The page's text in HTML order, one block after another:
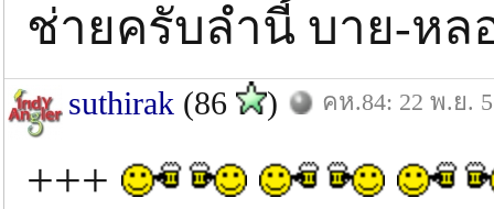
ช่ายครับลำนี้ บาย-หล
suthirak (86 ) คห.84: 22 พ.ย.
+++